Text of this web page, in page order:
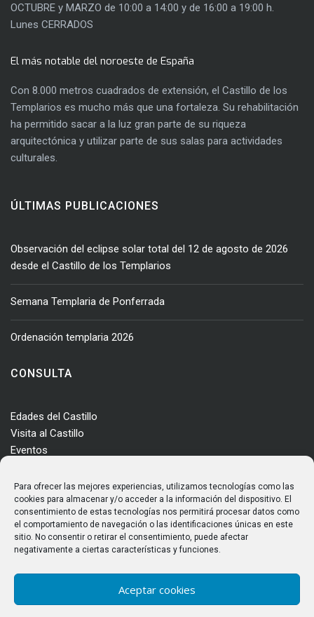
Para ofrecer las mejores experiencias, utilizamos tecnologías como las
cookies para almacenar y/o acceder a la información del dispositivo. El
consentimiento de estas tecnologías nos permitirá procesar datos como
el comportamiento de navegación o las identificaciones únicas en este
sitio. No consentir o retirar el consentimiento, puede afectar
negativamente a ciertas características y funciones.
Aceptar cookies
OCTUBRE y MARZO de 10:00 a 14:00 y de 16:00 a 19:00 h.
Lunes CERRADOS
El más notable del noroeste de España
Con 8.000 metros cuadrados de extensión, el Castillo de los
Templarios es mucho más que una fortaleza. Su rehabilitación
ha permitido sacar a la luz gran parte de su riqueza
arquitectónica y utilizar parte de sus salas para actividades
culturales.
ÚLTIMAS PUBLICACIONES
Observación del eclipse solar total del 12 de agosto de 2026
desde el Castillo de los Templarios
Semana Templaria de Ponferrada
Ordenación templaria 2026
CONSULTA
Edades del Castillo
Visita al Castillo
Eventos
Enclave
Más información
Consultas
Horarios y tarifas